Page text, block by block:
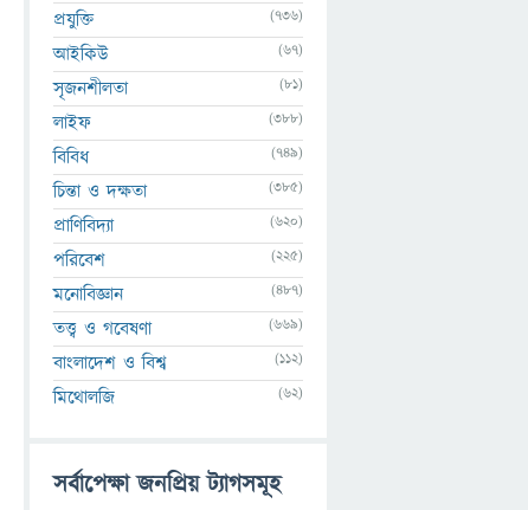
প্রযুক্তি (736)
আইকিউ (67)
সৃজনশীলতা (81)
লাইফ (388)
বিবিধ (749)
চিন্তা ও দক্ষতা (385)
প্রাণিবিদ্যা (620)
পরিবেশ (225)
মনোবিজ্ঞান (487)
তত্ত্ব ও গবেষণা (669)
বাংলাদেশ ও বিশ্ব (112)
মিথোলজি (62)
সর্বাপেক্ষা জনপ্রিয় ট্যাগসমূহ